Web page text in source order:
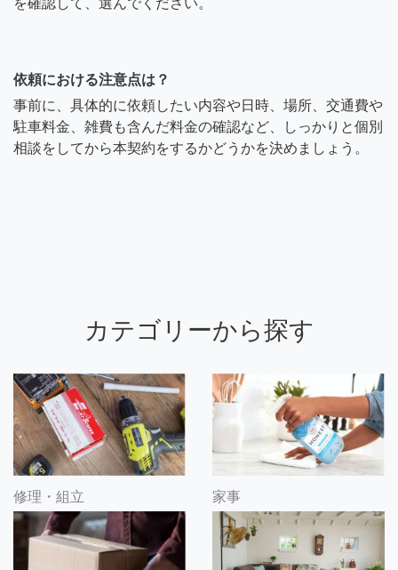
を確認して、選んでください。
依頼における注意点は？
事前に、具体的に依頼したい内容や日時、場所、交通費や
駐車料金、雑費も含んだ料金の確認など、しっかりと個別
相談をしてから本契約をするかどうかを決めましょう。
カテゴリーから探す
修理・組立 家事